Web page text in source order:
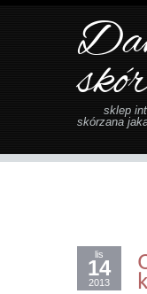
sklep
skórzana
lis
14
2013